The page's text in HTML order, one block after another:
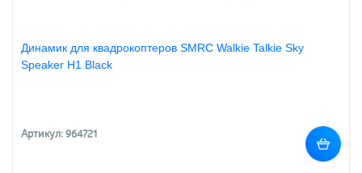
Динамик для квадрокоптеров SMRC Walkie Talkie Sky
Speaker H1 Black
Артикул: 964721